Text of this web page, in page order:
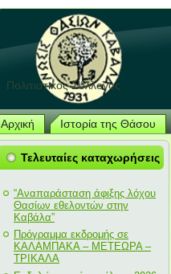
Πολιτιστικός Σύλλογος
Αρχική Ιστορία της Θάσου
Τελευταίες καταχωρήσεις
“Αναπαράσταση άφιξης λόχου
Θασίων εθελοντών στην
Καβάλα”
Πρόγραμμα εκδρομής σε
ΚΑΛΑΜΠΑΚΑ – ΜΕΤΕΩΡΑ –
ΤΡΙΚΑΛΑ